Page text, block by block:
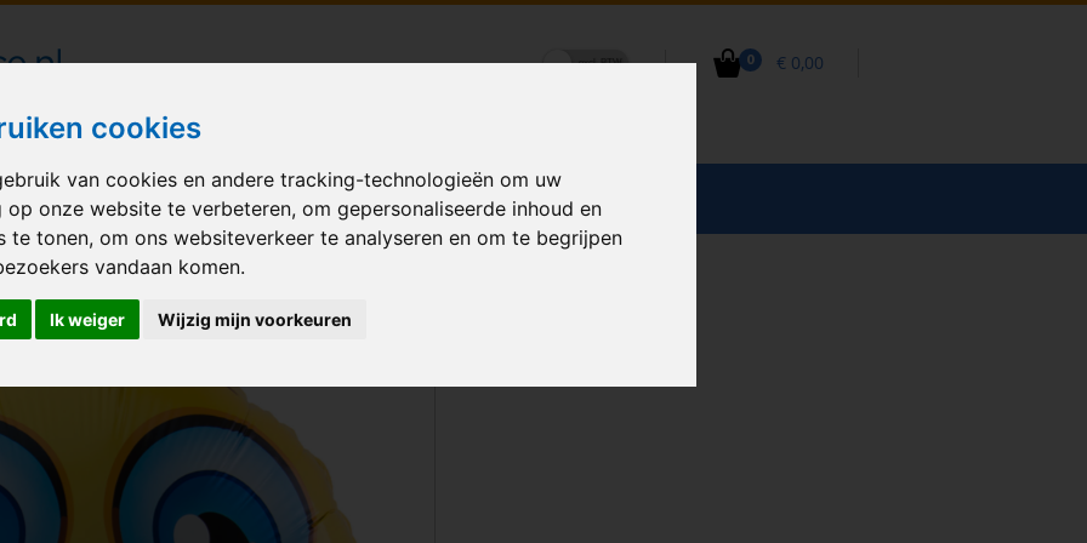
cookies
van cookies en andere tracking-technologieën om uw
op onze website te verbeteren, om gepersonaliseerde inhoud en
te tonen, om ons websiteverkeer te analyseren en om te begrijpen
vandaan komen.
Ik weiger Wijzig mijn voorkeuren
0 € 0,00
bezorgd in heel Nederland
BALLONNEN GELEGENHEID VERHUUR BEDRUKKEN ACCESSOIRES